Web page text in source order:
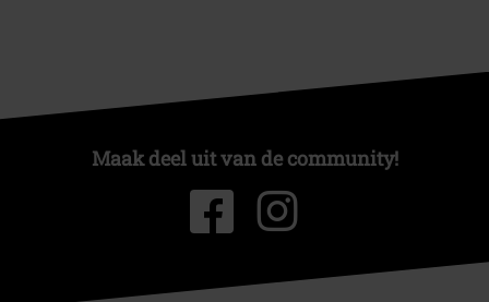
Maak deel uit van de community!